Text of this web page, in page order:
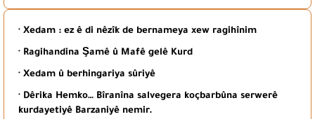
· Xedam : ez ê di nêzîk de bernameya xew ragihînim
· Ragihandina Şamê û Mafê gelê Kurd
· Xedam û berhingariya sûriyê
· Dêrika Hemko… Bîranîna salvegera koçbarbûna serwerê
kurdayetiyê Barzaniyê nemir.